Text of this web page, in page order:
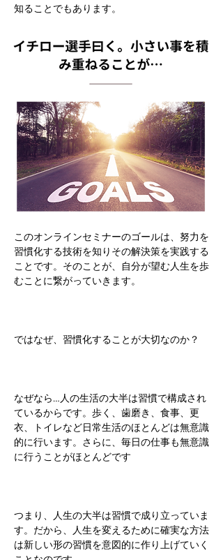
知ることでもあります。
このオンラインセミナーのゴールは、努力を
習慣化する技術を知りその解決策を実践する
ことです。そのことが、自分が望む人生を歩
むことに繋がっていきます。
ではなぜ、習慣化することが大切なのか？
​なぜなら…​人の生活の大半は習慣で構成され
ているからです。歩く、歯磨き、食事、更
衣、トイレなど日常生活のほとんどは無意識
的に行います。さらに、毎日の仕事も無意識
に行うことがほとんどです
つまり、人生の大半は習慣で成り立っていま
す。だから、人生を変えるために確実な方法
は新しい形の習慣を意図的に作り上げていく